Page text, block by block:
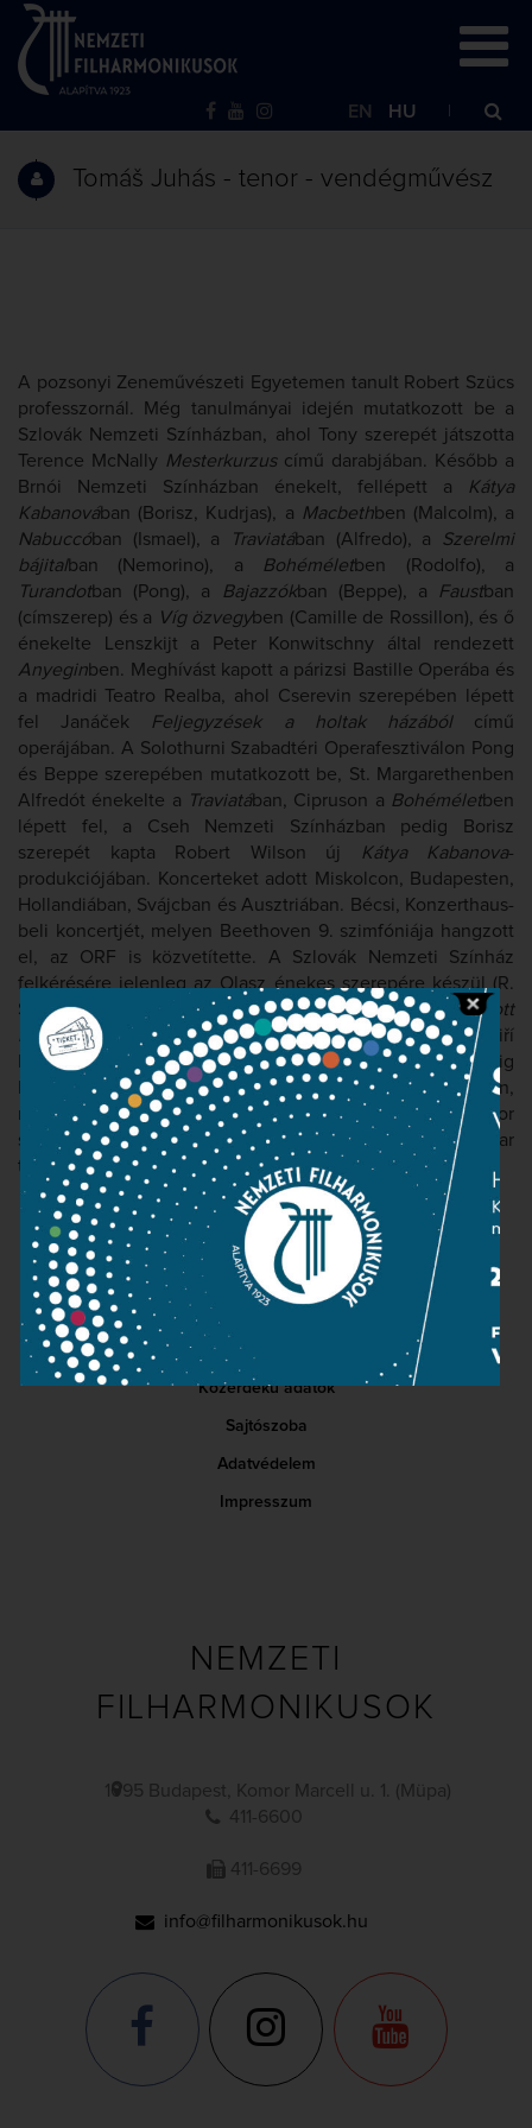
EN HU
Tomáš Juhás - tenor - vendégművész
A pozsonyi Zeneművészeti Egyetemen tanult Robert Szücs
professzornál. Még tanulmányai idején mutatkozott be a
Szlovák Nemzeti Színházban, ahol Tony szerepét játszotta
Terence McNally Mesterkurzuscímű darabjában. Később a
Brnói Nemzeti Színházban énekelt, fellépett a
Kátya
Kabanovában (Borisz, Kudrjas), a Macbethben (Malcolm), a
Nabuccóban (Ismael), a Traviatában (Alfredo), a Szerelmi
bájitalban (Nemorino), a Bohéméletben (Rodolfo), a
Turandotban (Pong), a Bajazzókban (Beppe), a Faustban
(címszerep) és a Víg özvegyben (Camille de Rossillon), és ő
énekelte Lenszkijt a Peter Konwitschny által rendezett
Anyeginben. Meghívást kapott a párizsi Bastille Operába és
a madridi Teatro Realba, ahol Cserevin szerepében lépett
fel Janáček
Feljegyzések a holtak házábólcímű
operájában. A Solothurni Szabadtéri Operafesztiválon Pong
és Beppe szerepében mutatkozott be, St. Margarethenben
Alfredót énekelte a Traviatában, Cipruson a Bohéméletben
lépett fel, a Cseh Nemzeti Színházban pedig Borisz
szerepét kapta Robert Wilson új
Kátya Kabanova-
produkciójában. Koncerteket adott Miskolcon, Budapesten,
Hollandiában, Svájcban és Ausztriában. Bécsi, Konzerthaus-
beli koncertjét, melyen Beethoven 9. szimfóniája hangzott
el, az ORF is közvetítette. A Szlovák Nemzeti Színház
felkérésére jelenleg az Olasz énekes szerepére készül (R.
Strauss:
A rózsalovag), ezenkívül SmetanaAz eladott
menyasszony
című operájában Jeníket fogja énekelni Jiří
Bělohlávek vezényletével Londonban, Tokióban pedig
Stabat Materében fog közreműködni. Első CD-jén,
melyet a Slovart Records adott ki, a 9. szimfónia tenor
szólamát énekli a Szlovák Filharmonikus Zenekar
társaságában, Chihiro Hayashi vezényletével.
Kapcsolat
Közérdekű adatok
Sajtószoba
Adatvédelem
Impresszum
NEMZETI
FILHARMONIKUSOK
1095 Budapest, Komor Marcell u. 1. (Müpa)
411-6600
411-6699
info@filharmonikusok.hu